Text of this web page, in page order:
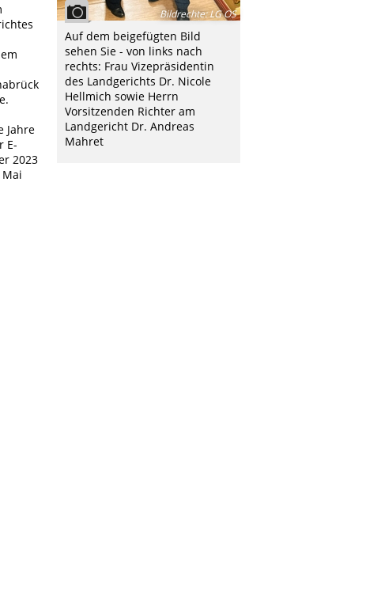
Jahre
E-
2023
Bildrechte:LG OS
Auf dem beigefügten Bild
sehen Sie - von links nach
rechts: Frau Vizepräsidentin
des Landgerichts Dr. Nicole
Hellmich sowie Herrn
Vorsitzenden Richter am
Landgericht Dr. Andreas
Mahret